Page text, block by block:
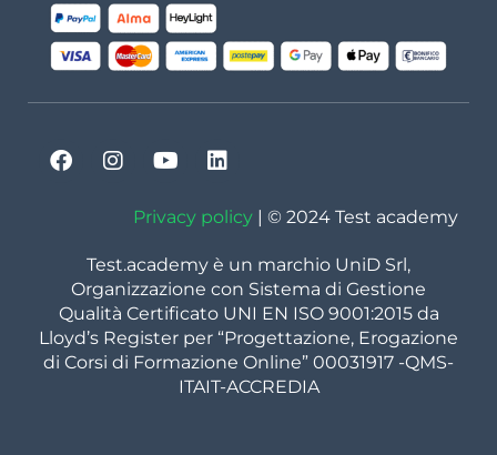
Privacy policy | © 2024 Test academy
Test.academy è un marchio UniD Srl,
Organizzazione con Sistema di Gestione
Qualità Certificato UNI EN ISO 9001:2015 da
Lloyd’s Register per “Progettazione, Erogazione
di Corsi di Formazione Online” 00031917 -QMS-
ITAIT-ACCREDIA